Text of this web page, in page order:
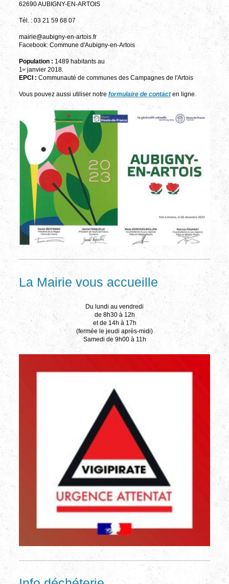
62690 AUBIGNY-EN-ARTOIS
Tél. : 03 21 59 68 07
mairie@aubigny-en-artois.fr
Facebook: Commune d'Aubigny-en-Artois
Population : 1489 habitants au
1 erjanvier 2018.
EPCI : Communauté de communes des Campagnes de l'Artois
Vous pouvez aussi utiliser notre formulaire de contact en ligne.
La Mairie vous accueille
Du lundi au vendredi
de 8h30 à 12h
et de 14h à 17h
(fermée le jeudi après-midi)
Samedi de 9h00 à 11h